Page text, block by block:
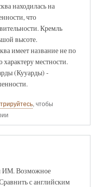
находилась на
что
Кремль
высоте.
имеет название не по
местности.
(Кууарды) -
, чтобы
ИМ. Возможное
с английским